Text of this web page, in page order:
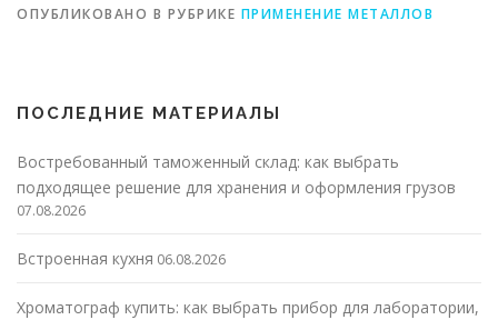
ОПУБЛИКОВАНО В РУБРИКЕ ПРИМЕНЕНИЕ МЕТАЛЛОВ
ПОСЛЕДНИЕ МАТЕРИАЛЫ
Востребованный таможенный склад: как выбрать
подходящее решение для хранения и оформления грузов
07.08.2026
Встроенная кухня 06.08.2026
Хроматограф купить: как выбрать прибор для лаборатории,